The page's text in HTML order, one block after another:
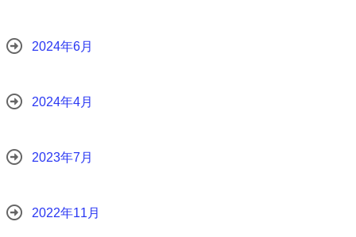
2024年6月
2024年4月
2023年7月
2022年11月